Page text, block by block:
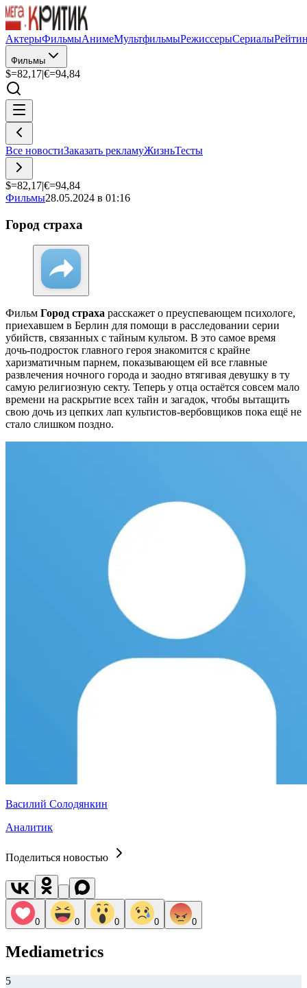
АктерыФильмыАнимеМультфильмыРежиссерыСериалы
Фильмы
$=82,17|€=94,84
Все новостиЗаказать рекламуЖизньТесты
$=82,17|€=94,84
Фильмы28.05.2024 в 01:16
Город страха
Фильм Город страха расскажет о преуспевающем психологе,
приехавшем в Берлин для помощи в расследовании серии
убийств, связанных с тайным культом. В это самое время
дочь-подросток главного героя знакомится с крайне
харизматичным парнем, показывающем ей все главные
развлечения ночного города и заодно втягивая девушку в ту
самую религиозную секту. Теперь у отца остаётся совсем мало
времени на раскрытие всех тайн и загадок, чтобы вытащить
свою дочь из цепких лап культистов-вербовщиков пока ещё не
стало слишком поздно.
Василий Солодянкин
Аналитик
Поделиться новостью
0 0 0 0 0
Mediametrics
5